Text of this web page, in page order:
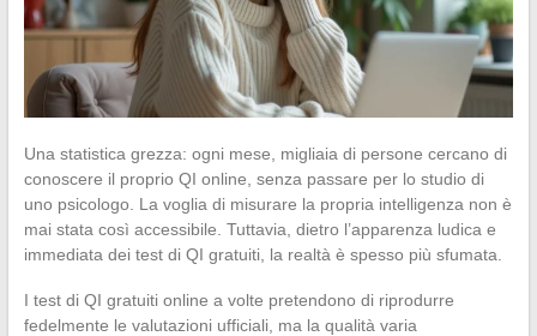
Una statistica grezza: ogni mese, migliaia di persone cercano di
conoscere il proprio QI online, senza passare per lo studio di
uno psicologo. La voglia di misurare la propria intelligenza non è
mai stata così accessibile. Tuttavia, dietro l’apparenza ludica e
immediata dei test di QI gratuiti, la realtà è spesso più sfumata.
I test di QI gratuiti online a volte pretendono di riprodurre
fedelmente le valutazioni ufficiali, ma la qualità varia